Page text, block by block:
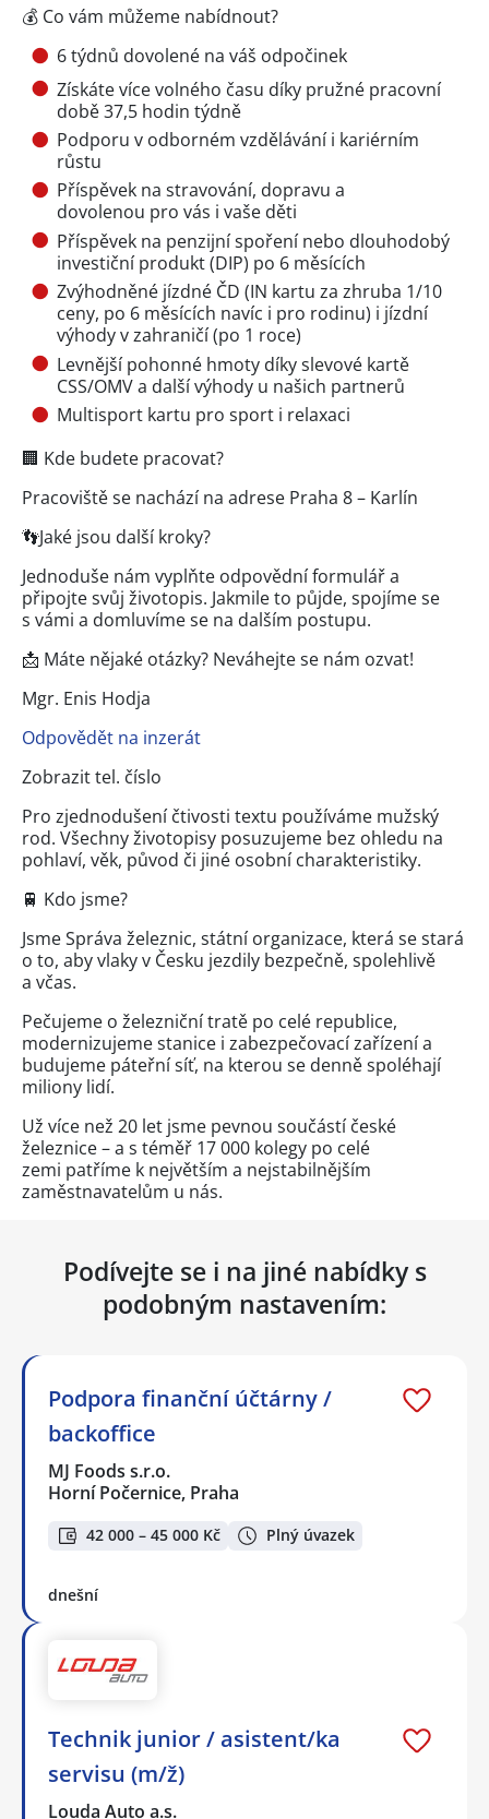
💰 Co vám můžeme nabídnout?
6 týdnů dovolené na váš odpočinek
Získáte více volného času díky pružné pracovní
době 37,5 hodin týdně
Podporu v odborném vzdělávání i kariérním
růstu
Příspěvek na stravování, dopravu a
dovolenou pro vás i vaše děti
Příspěvek na penzijní spoření nebo dlouhodobý
investiční produkt (DIP) po 6 měsících
Zvýhodněné jízdné ČD (IN kartu za zhruba 1/10
ceny, po 6 měsících navíc i pro rodinu) i jízdní
výhody v zahraničí (po 1 roce)
Levnější pohonné hmoty díky slevové kartě
CSS/OMV a další výhody u našich partnerů
Multisport kartu pro sport i relaxaci
🏢 Kde budete pracovat?
Pracoviště se nachází na adrese Praha 8 – Karlín
👣Jaké jsou další kroky?
Jednoduše nám vyplňte odpovědní formulář a
připojte svůj životopis. Jakmile to půjde, spojíme se
s vámi a domluvíme se na dalším postupu.
📩 Máte nějaké otázky? Neváhejte se nám ozvat!
Mgr. Enis Hodja
Odpovědět na inzerát
Zobrazit tel. číslo
Pro zjednodušení čtivosti textu používáme mužský
rod. Všechny životopisy posuzujeme bez ohledu na
pohlaví, věk, původ či jiné osobní charakteristiky.
🚆 Kdo jsme?
Jsme Správa železnic, státní organizace, která se stará
o to, aby vlaky v Česku jezdily bezpečně, spolehlivě
a včas.
Pečujeme o železniční tratě po celé republice,
modernizujeme stanice i zabezpečovací zařízení a
budujeme páteřní síť, na kterou se denně spoléhají
miliony lidí.
Už více než 20 let jsme pevnou součástí české
železnice – a s téměř 17 000 kolegy po celé
zemi patříme k největším a nejstabilnějším
zaměstnavatelům u nás.
Podívejte se i na jiné nabídky s
podobným nastavením:
Podpora finanční účtárny /
backoffice
MJ Foods s.r.o.
Horní Počernice, Praha
42 000 – 45 000 Kč Plný úvazek
dnešní
Technik junior / asistent/ka
servisu (m/ž)
Louda Auto a.s.